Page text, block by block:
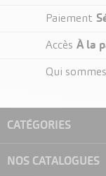
VOIR LE
Paiement
Accès À la
Qui
CATÉGORIES
NOS CATALOGUES